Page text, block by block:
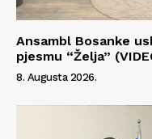
Info
O nama
Ansambl Bosanke
pjesmu “Želja”
8. Augusta 2026.